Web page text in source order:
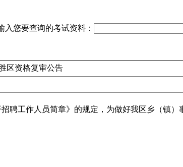
入您要查询的考试资料：
区资格复审公告
聘工作人员简章》的规定，为做好我区乡（镇